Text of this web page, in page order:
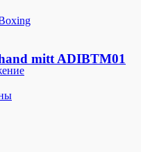
mitt ADIBTM01